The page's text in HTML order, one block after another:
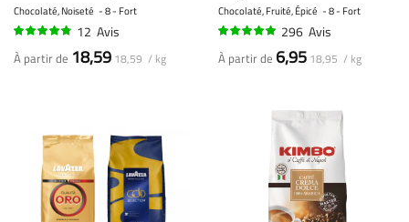
Chocolaté, Noiseté 8 - Fort
12 Avis
À partir de 18,59 18,59 / kg
Chocolaté, Fruité, Épicé 8 - Fort
296 Avis
À partir de 6,95 18,95 / kg